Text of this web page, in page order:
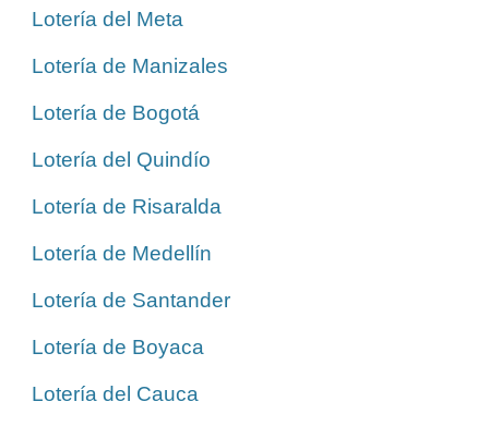
Lotería del Meta
Lotería de Manizales
Lotería de Bogotá
Lotería del Quindío
Lotería de Risaralda
Lotería de Medellín
Lotería de Santander
Lotería de Boyaca
Lotería del Cauca